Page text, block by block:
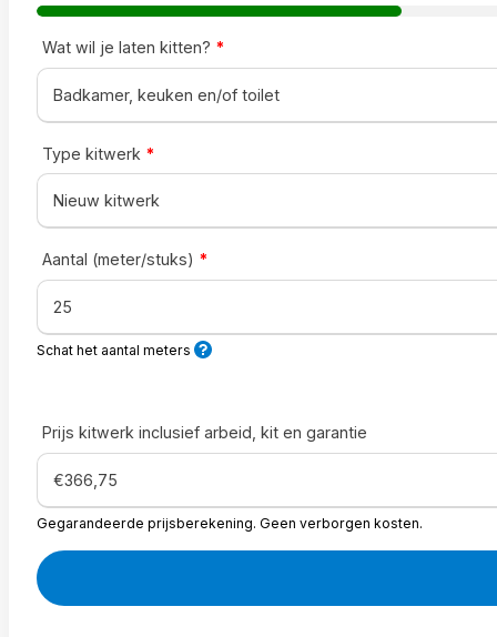
Wat wil je laten kitten? *
Type kitwerk *
Aantal (meter/stuks) *
Schat het aantal meters
Prijs kitwerk inclusief arbeid, kit en garantie
Gegarandeerde prijsberekening. Geen verborgen kosten.